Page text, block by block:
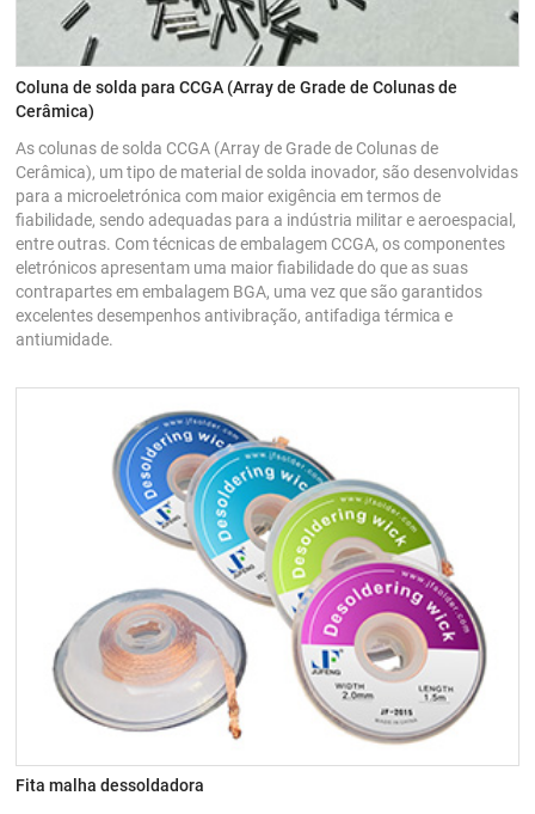
Coluna de solda para CCGA (Array de Grade de Colunas de
Cerâmica)
As colunas de solda CCGA (Array de Grade de Colunas de
Cerâmica), um tipo de material de solda inovador, são desenvolvidas
para a microeletrónica com maior exigência em termos de
fiabilidade, sendo adequadas para a indústria militar e aeroespacial,
entre outras. Com técnicas de embalagem CCGA, os componentes
eletrónicos apresentam uma maior fiabilidade do que as suas
contrapartes em embalagem BGA, uma vez que são garantidos
excelentes desempenhos antivibração, antifadiga térmica e
antiumidade.
Fita malha dessoldadora